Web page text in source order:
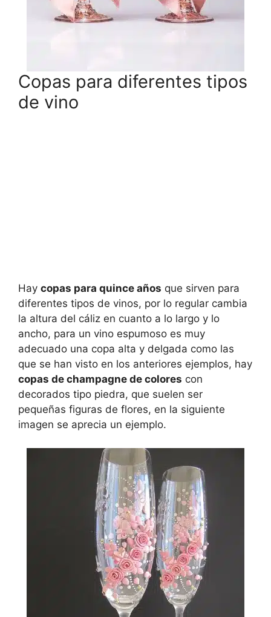
Copas para diferentes tipos
de vino
Hay copas para quince años que sirven para
diferentes tipos de vinos, por lo regular cambia
la altura del cáliz en cuanto a lo largo y lo
ancho, para un vino espumoso es muy
adecuado una copa alta y delgada como las
que se han visto en los anteriores ejemplos, hay
copas de champagne de colores con
decorados tipo piedra, que suelen ser
pequeñas figuras de flores, en la siguiente
imagen se aprecia un ejemplo.